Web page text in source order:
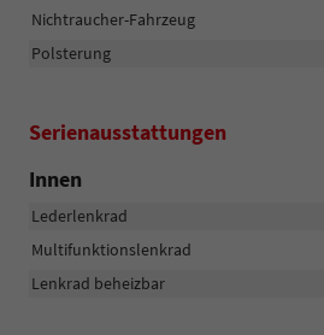
Nichtraucher-Fahrzeug
Polsterung
Serienausstattungen
Innen
Lederlenkrad
Multifunktionslenkrad
Lenkrad beheizbar